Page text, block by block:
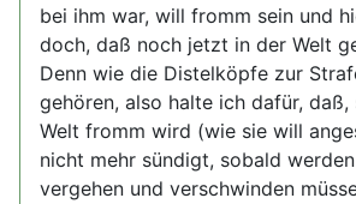
bei ihm war, will fromm sein und
doch, daß noch jetzt in der Welt
Denn wie die Distelköpfe zur
gehören, also halte ich dafür,
Welt fromm wird (wie sie will
nicht mehr sündigt, sobald
vergehen und verschwinden